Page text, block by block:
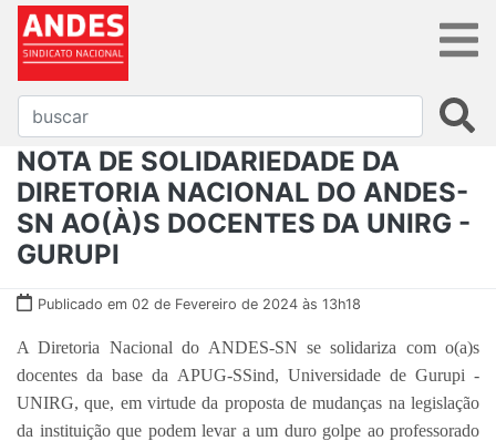
NOTA DE SOLIDARIEDADE DA
DIRETORIA NACIONAL DO ANDES-
SN AO(À)S DOCENTES DA UNIRG -
GURUPI
Publicado em 02 de Fevereiro de 2024 às 13h18
A Diretoria Nacional do ANDES-SN se solidariza com o(a)s
docentes da base da APUG-SSind, Universidade de Gurupi -
UNIRG, que, em virtude da proposta de mudanças na legislação
da instituição que podem levar a um duro golpe ao professorado